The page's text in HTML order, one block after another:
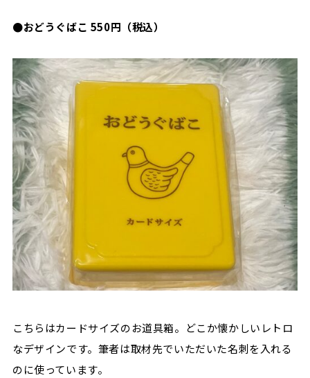
●おどうぐばこ 550円（税込）
こちらはカードサイズのお道具箱。どこか懐かしいレトロ
なデザインです。筆者は取材先でいただいた名刺を入れる
のに使っています。